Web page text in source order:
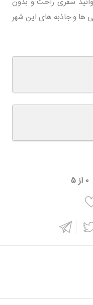
ها و جاذبه‌ های این شهر
۰ از۵